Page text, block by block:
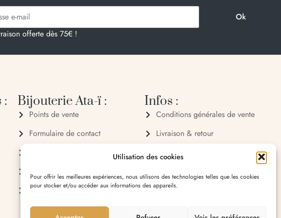
Utilisation des cookies
Pour offrir les meilleures expériences, nous utilisons des technologies telles que les cookies
pour stocker et/ou accéder aux informations des appareils.
offerte dès 75€ !
: Bijouterie Ata-ï :
Points de vente
Formulaire de contact
06 20 88 32 65
Entrée du village 20119 Bastelica
Infos :
Conditions générales de vente
Livraison & retour
Politique de confidentialité
Mentions légales